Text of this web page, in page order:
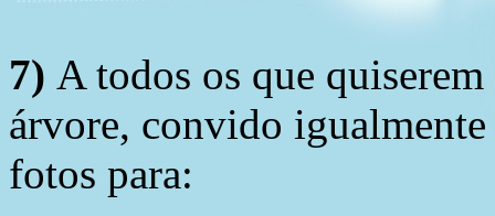
7) A todos os que
árvore, convido
fotos para: